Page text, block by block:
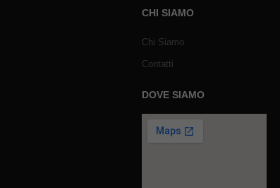
CHI SIAMO
Chi Siamo
Contatti
DOVE SIAMO